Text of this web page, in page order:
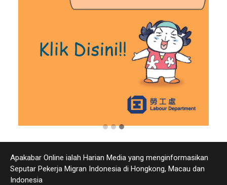
Apakabar Online ialah Harian Media yang menginformasikan
Seputar Pekerja Migran Indonesia di Hongkong, Macau dan
Indonesia